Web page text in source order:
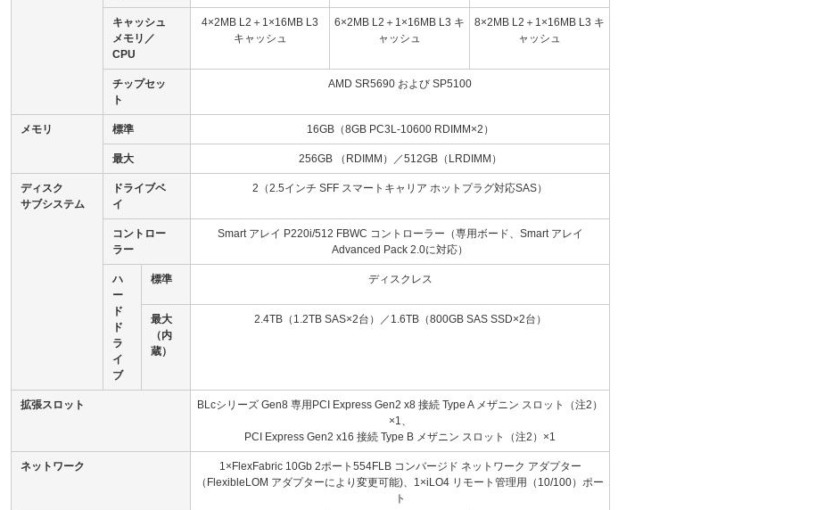
キャッシュ
メモリ／
CPU
4×2MB L2＋1×16MB L3
キャッシュ
6×2MB L2＋1×16MB L3 キ
ャッシュ
8×2MB L2＋1×16MB L3 キ
ャッシュ
チップセッ
ト
AMD SR5690 および SP5100
メモリ 標準 16GB（8GB PC3L-10600 RDIMM×2）
最大 256GB （RDIMM）／512GB（LRDIMM）
ディスク
サブシステム
ドライブベ
イ
2（2.5インチ SFF スマートキャリア ホットプラグ対応SAS）
コントロー
ラー
Smart アレイ P220i/512 FBWC コントローラー（専用ボード、Smart アレイ
Advanced Pack 2.0に対応）
ハ
ー
ド
ド
ラ
イ
ブ
標準 ディスクレス
最大
（内
蔵）
2.4TB（1.2TB SAS×2台）／1.6TB（800GB SAS SSD×2台）
拡張スロット BLcシリーズ Gen8 専用PCI Express Gen2 x8 接続 Type A メザニン スロット
（注2）
×1、
PCI Express Gen2 x16 接続 Type B メザニン スロット
（注2） ×1
ネットワーク
1×FlexFabric 10Gb 2ポート554FLB コンバージド ネットワーク アダプター
（FlexibleLOM アダプターにより変更可能)、1×iLO4 リモート管理用（10/100）ポー
ト